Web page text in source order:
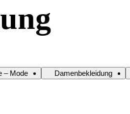
– Mode Damenbekleidung